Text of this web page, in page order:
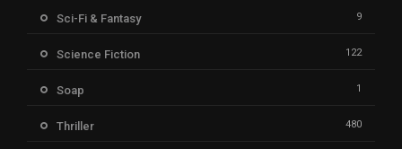
Sci-Fi & Fantasy 9
Science Fiction 122
Soap 1
Thriller 480